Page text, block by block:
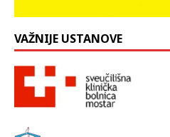
VAŽNIJE USTANOVE